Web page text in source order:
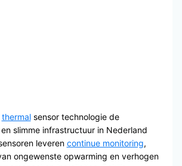
thermalsensor technologie de
slimme infrastructuur in Nederland
leveren continue monitoring,
ongewenste opwarming en verhogen